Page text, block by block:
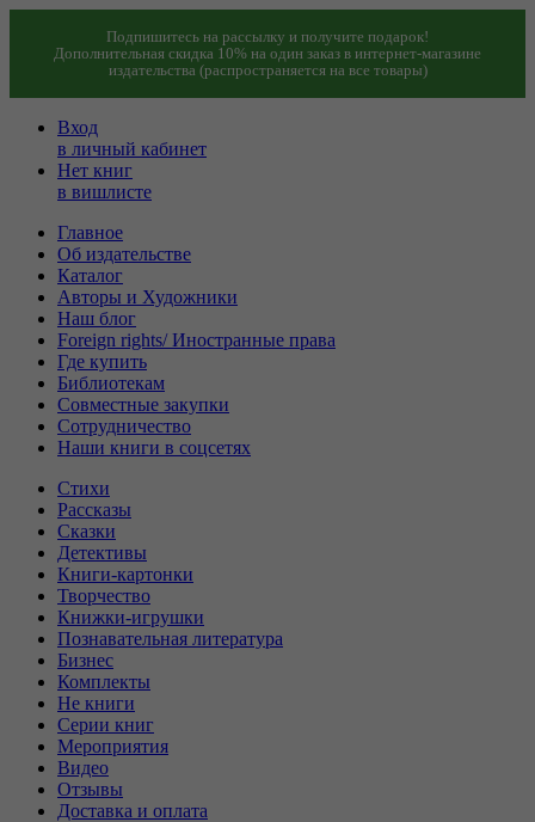
Подпишитесь на рассылку и получите подарок!
Дополнительная скидка 10% на один заказ в интернет-магазине
издательства (распространяется на все товары)
Вход
в личный кабинет
Нет книг
в вишлисте
Главное
Об издательстве
Каталог
Авторы и Художники
Наш блог
Foreign rights/ Иностранные права
Где купить
Библиотекам
Совместные закупки
Сотрудничество
Наши книги в соцсетях
Стихи
Рассказы
Сказки
Детективы
Книги-картонки
Творчество
Книжки-игрушки
Познавательная литература
Бизнес
Комплекты
Не книги
Серии книг
Мероприятия
Видео
Отзывы
Доставка и оплата